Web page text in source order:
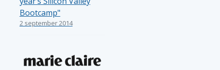
Bootcamp"
2 september 2014